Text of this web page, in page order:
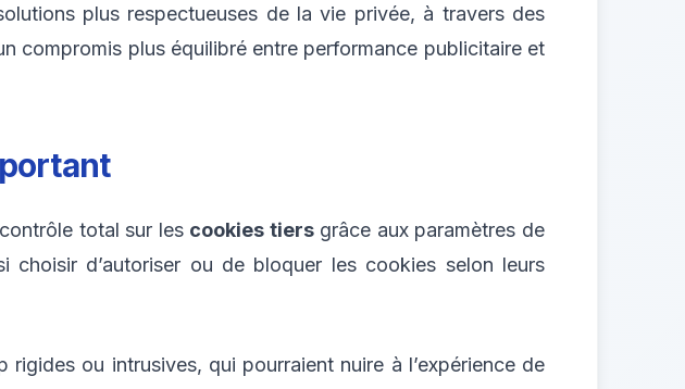
plus respectueuses de la vie privée, à travers des
compromis plus équilibré entre performance publicitaire et
total sur les cookies tiersgrâce aux paramètres de
d’autoriser ou de bloquer les cookies selon leurs
ou intrusives, qui pourraient nuire à l’expérience de